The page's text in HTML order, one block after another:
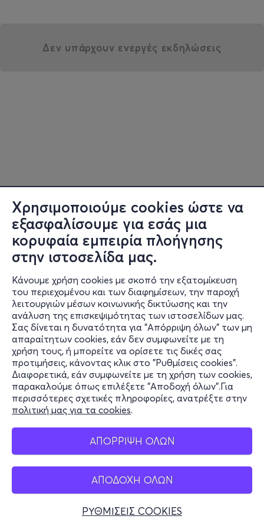
Χρησιμοποιούμε cookies ώστε να
εξασφαλίσουμε για εσάς μια
κορυφαία εμπειρία πλοήγησης
στην ιστοσελίδα μας.
Κάνουμε χρήση cookies με σκοπό την εξατομίκευση
του περιεχομένου και των διαφημίσεων, την παροχή
λειτουργιών μέσων κοινωνικής δικτύωσης και την
ανάλυση της επισκεψιμότητας των ιστοσελίδων μας.
Σας δίνεται η δυνατότητα για "Απόρριψη όλων" των μη
απαραίτητων cookies, εάν δεν συμφωνείτε με τη
χρήση τους, ή μπορείτε να ορίσετε τις δικές σας
προτιμήσεις, κάνοντας κλικ στο "Ρυθμίσεις cookies".
Διαφορετικά, εάν συμφωνείτε με τη χρήση των cookies,
παρακαλούμε όπως επιλέξετε "Αποδοχή όλων".Για
περισσότερες σχετικές πληροφορίες, ανατρέξτε στην
πολιτική μας για τα cookies.
ΑΠΟΡΡΙΨΗ ΟΛΩΝ
ΑΠΟΔΟΧΗ ΟΛΩΝ
ΡΥΘΜΙΣΕΙΣ COOKIES
Δεν υπάρχουν ενεργές εκδηλώσεις